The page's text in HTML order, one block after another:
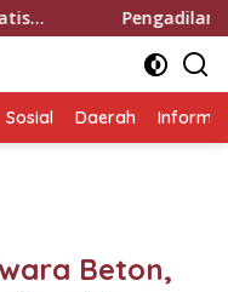
Negeri Mempawah
Sosial Daerah
Beton,